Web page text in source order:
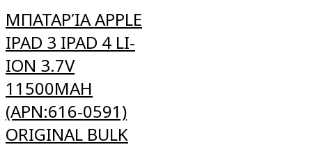
ΜΠΑΤΑΡΊΑ APPLE
IPAD 3 IPAD 4 LI-
ION 3.7V
11500MAH
(APN:616-0591)
ORIGINAL BULK